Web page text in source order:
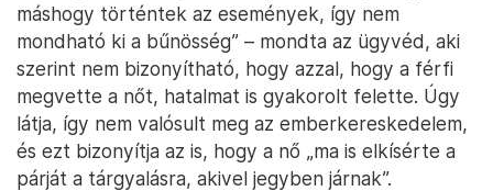
máshogy történtek az események, így nem
mondható ki a bűnösség” – mondta az ügyvéd, aki
szerint nem bizonyítható, hogy azzal, hogy a férfi
megvette a nőt, hatalmat is gyakorolt felette. Úgy
látja, így nem valósult meg az emberkereskedelem,
és ezt bizonyítja az is, hogy a nő „ma is elkísérte a
párját a tárgyalásra, akivel jegyben járnak”.